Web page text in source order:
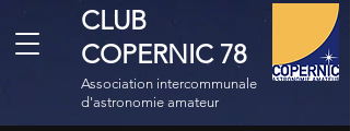
CLUB
COPERNIC 78
Association intercommunale
d'astronomie amateur